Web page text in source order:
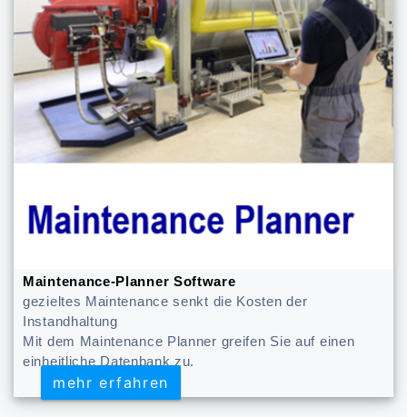
Maintenance-Planner Software
gezieltes Maintenance senkt die Kosten der
Instandhaltung
Mit dem Maintenance Planner greifen Sie auf einen
einheitliche Datenbank zu.
mehr erfahren
mehr erfahren